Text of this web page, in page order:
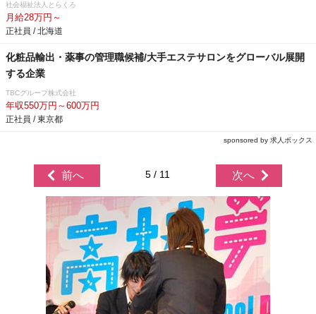
社会福祉法人とらくろ
月給28万円～
正社員 / 北海道
化粧品輸出・薬事の管理職候補/大手エステサロンをグローバル展開
する企業
TBCグループ株式会社
年収550万円～600万円
正社員 / 東京都
sponsored by 求人ボックス
前へ 5 / 11 次へ